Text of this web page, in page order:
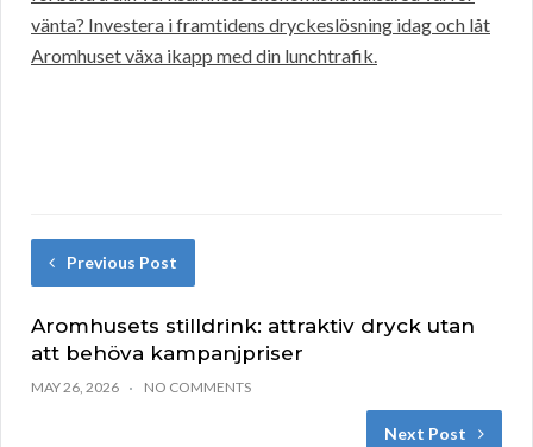
vänta? Investera i framtidens dryckeslösning idag och låt
Aromhuset växa ikapp med din lunchtrafik.
Previous Post
Aromhusets stilldrink: attraktiv dryck utan
att behöva kampanjpriser
MAY 26, 2026 NO COMMENTS
Next Post